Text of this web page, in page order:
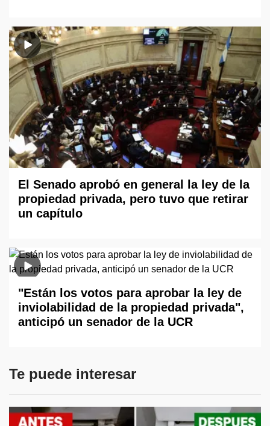
El Senado aprobó en general la ley de la
propiedad privada, pero tuvo que retirar
un capítulo
"Están los votos para aprobar la ley de
inviolabilidad de la propiedad privada",
anticipó un senador de la UCR
Te puede interesar